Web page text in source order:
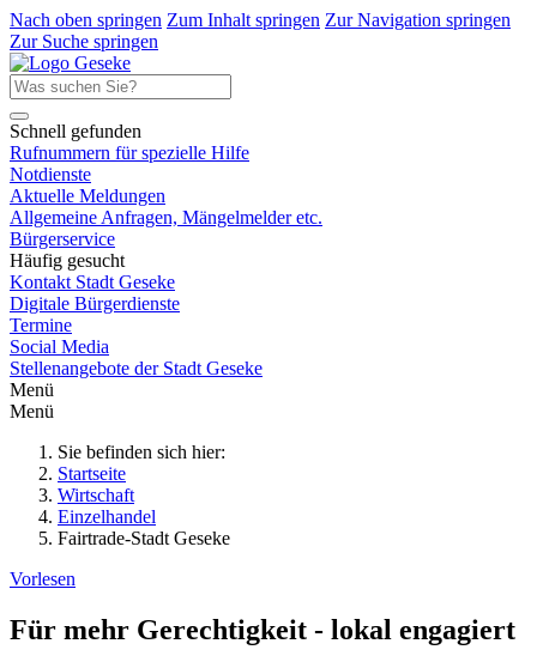
Nach oben springen Zum Inhalt springen Zur Navigation springen
Zur Suche springen
Schnell gefunden
Rufnummern für spezielle Hilfe
Notdienste
Aktuelle Meldungen
Allgemeine Anfragen, Mängelmelder etc.
Bürgerservice
Häufig gesucht
Kontakt Stadt Geseke
Digitale Bürgerdienste
Termine
Social Media
Stellenangebote der Stadt Geseke
Menü
Menü
Sie befinden sich hier:
Startseite
Wirtschaft
Einzelhandel
Fairtrade-Stadt Geseke
Vorlesen
Für mehr Gerechtigkeit - lokal engagiert